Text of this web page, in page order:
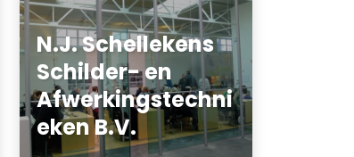
N.J. Schellekens
Schilder- en
Afwerkingstechni
eken B.V.